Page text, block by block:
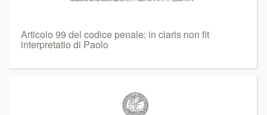
Articolo 99 del codice penale: in claris non fit
interpretatio di Paolo